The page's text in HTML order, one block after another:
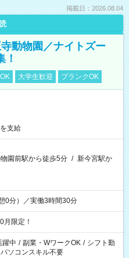
掲載日：2026.08.04
動物園／ナイトズー
！
大学生歓迎 ブランクOK
支給
園前駅から徒歩5分 / 新今宮駅か
0分）／実働3時間30分
限定！
躍中 / 副業・WワークOK / シフト勤
パソコンスキル不要